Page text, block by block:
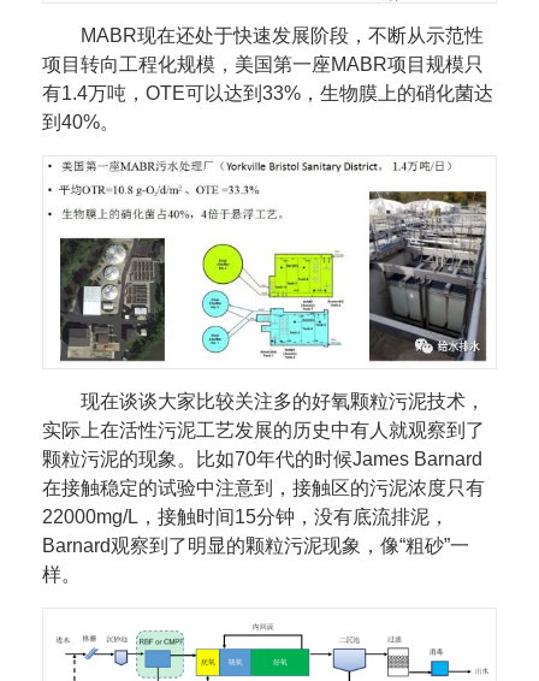
MABR现在还处于快速发展阶段，不断从示范性
项目转向工程化规模，美国第一座MABR项目规模只
有1.4万吨，OTE可以达到33%，生物膜上的硝化菌达
到40%。
现在谈谈大家比较关注多的好氧颗粒污泥技术，
实际上在活性污泥工艺发展的历史中有人就观察到了
颗粒污泥的现象。比如70年代的时候James Barnard
在接触稳定的试验中注意到，接触区的污泥浓度只有
22000mg/L，接触时间15分钟，没有底流排泥，
Barnard观察到了明显的颗粒污泥现象，像“粗砂”一
样。